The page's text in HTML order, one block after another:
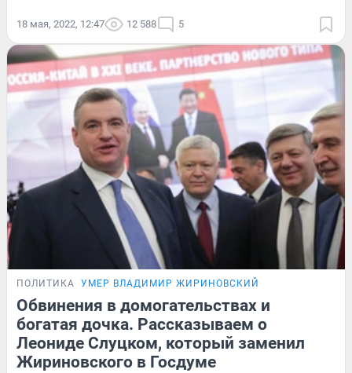
18 мая, 2022, 12:47 12 588 5
ПОЛИТИКА УМЕР ВЛАДИМИР ЖИРИНОВСКИЙ
Обвинения в домогательствах и
богатая дочка. Рассказываем о
Леониде Слуцком, который заменил
Жириновского в Госдуме